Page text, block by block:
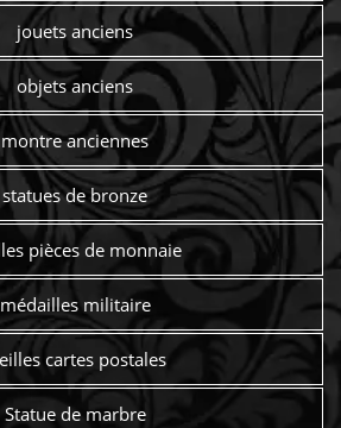
jouets anciens
objets anciens
montre anciennes
statues de bronze
pièces de monnaie
médailles militaire
cartes postales
Statue de marbre